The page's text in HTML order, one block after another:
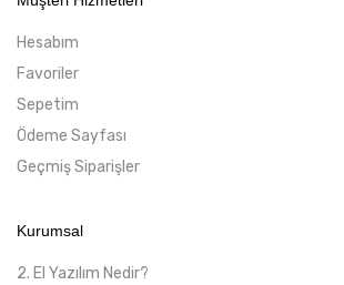
Hesabım
Favoriler
Sepetim
Ödeme Sayfası
Geçmiş Siparişler
Kurumsal
2. El Yazılım Nedir?